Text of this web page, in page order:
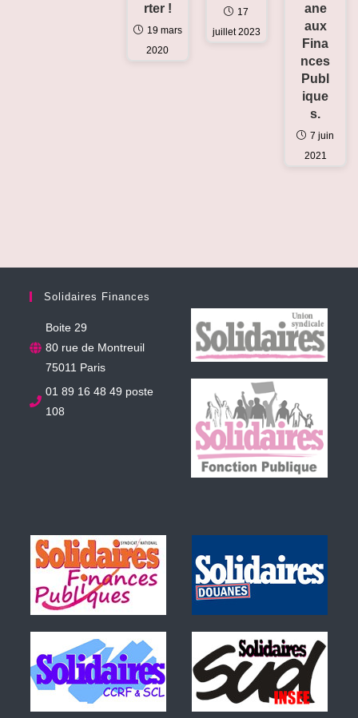
ane
aux
Fina
nces
Publ
ique
s.
7 juin
2021
17
juillet 2023
rter !
19 mars
2020
Solidaires Finances
Boite 29
80 rue de Montreuil
75011 Paris
01 89 16 48 49 poste
108